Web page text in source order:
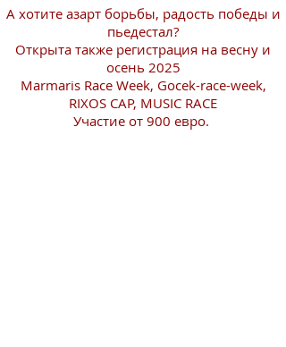
А хотите азарт борьбы, радость победы и
пьедестал?
Открыта также регистрация на весну и
осень 2025
Marmaris Race Week, Gocek-race-week,
RIXOS CAP, MUSIC RACE
Участие от 900 евро.